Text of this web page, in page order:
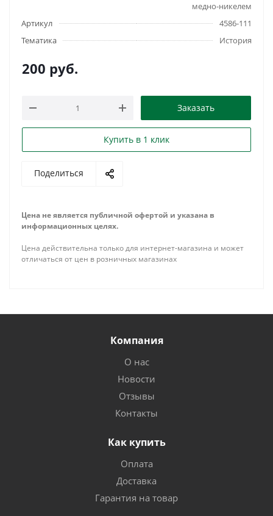
медно-никелем
Артикул
4586-111
Тематика
История
200 руб.
Заказать
Купить в 1 клик
Поделиться
Цена не является публичной офертой и указана в
информационных целях.
Цена действительна только для интернет-магазина и может
отличаться от цен в розничных магазинах
Компания
О нас
Новости
Отзывы
Контакты
Как купить
Оплата
Доставка
Гарантия на товар